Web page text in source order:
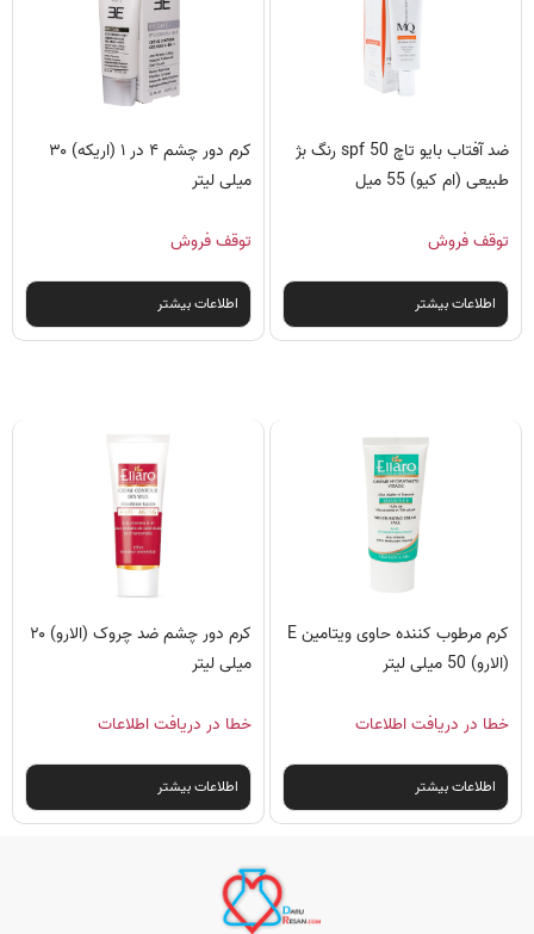
ضد آفتاب بایو تاچ spf 50 رنگ بژ
طبیعی (ام کیو) 55 میل
توقف فروش
اطلاعات بیشتر
کرم دور چشم ۴ در ۱ (اریکه) ۳۰
میلی لیتر
توقف فروش
اطلاعات بیشتر
کرم مرطوب کننده حاوی ویتامین E
(الارو) 50 میلی لیتر
خطا در دریافت اطلاعات
اطلاعات بیشتر
کرم دور چشم ضد چروک (الارو) ۲۰
میلی‌ لیتر
خطا در دریافت اطلاعات
اطلاعات بیشتر